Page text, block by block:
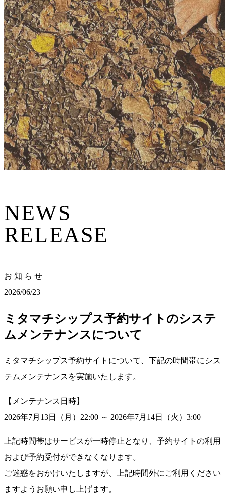
NEWS
RELEASE
お 知 ら せ
2026/06/23
ミタマチシップス予約サイトのシステ
ムメンテナンスについて
ミタマチシップス予約サイトについて、下記の時間帯にシス
テムメンテナンスを実施いたします。
【メンテナンス日時】
2026年7月13日（月）22:00 ～ 2026年7月14日（火）3:00
上記時間帯はサービスが一時停止となり、予約サイトの利用
および予約受付ができなくなります。
ご迷惑をおかけいたしますが、上記時間外にご利用ください
ますようお願い申し上げます。